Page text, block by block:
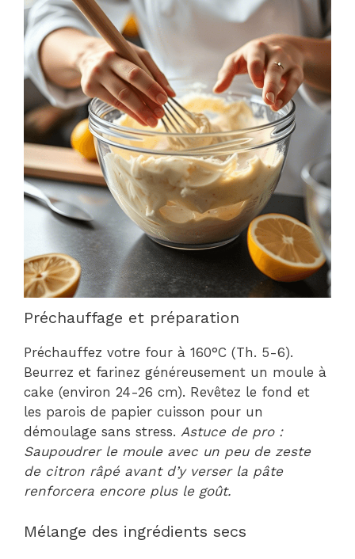
Préchauffage et préparation
Préchauffez votre four à 160°C (Th. 5-6).
Beurrez et farinez généreusement un moule à
cake (environ 24-26 cm). Revêtez le fond et
les parois de papier cuisson pour un
démoulage sans stress. Astuce de pro :
Saupoudrer le moule avec un peu de zeste
de citron râpé avant d’y verser la pâte
renforcera encore plus le goût.
Mélange des ingrédients secs